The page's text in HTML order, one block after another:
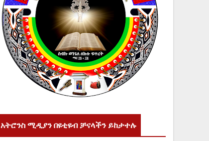
አትሮንስ ሚዲያን በዩቲዩብ ቻናላችን ይከታተሉ